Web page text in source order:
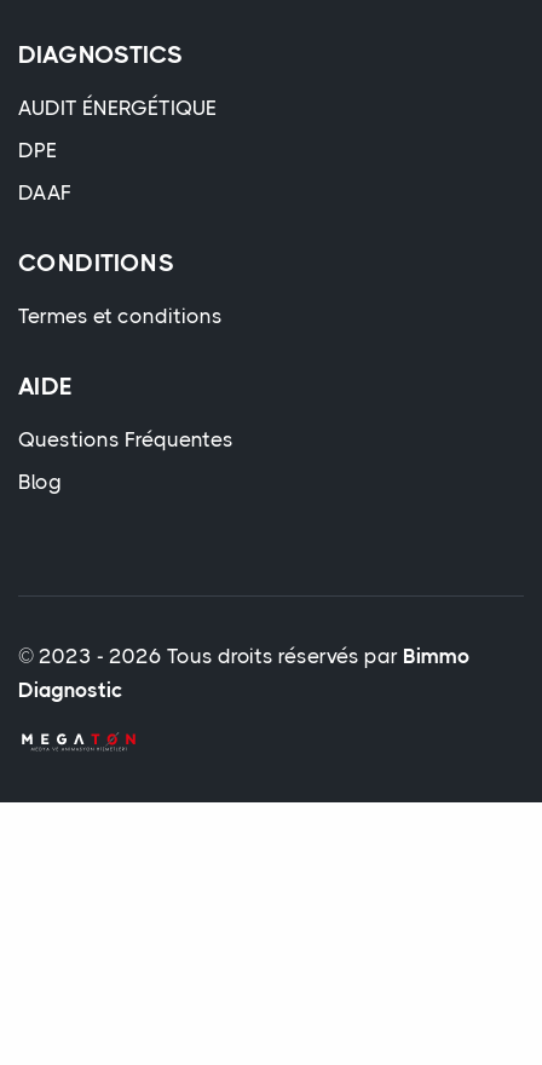
DIAGNOSTICS
AUDIT ÉNERGÉTIQUE
DPE
DAAF
CONDITIONS
Termes et conditions
AIDE
Questions Fréquentes
Blog
© 2023 - 2026 Tous droits réservés par Bimmo
Diagnostic